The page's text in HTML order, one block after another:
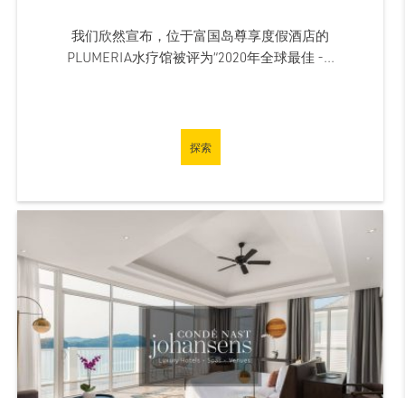
我们欣然宣布，位于富国岛尊享度假酒店的
PLUMERIA水疗馆被评为“2020年全球最佳 -...
探索